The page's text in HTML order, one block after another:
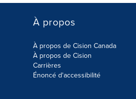
À propos
À propos de Cision Canada
À propos de Cision
Carrières
Énoncé d'accessibilité